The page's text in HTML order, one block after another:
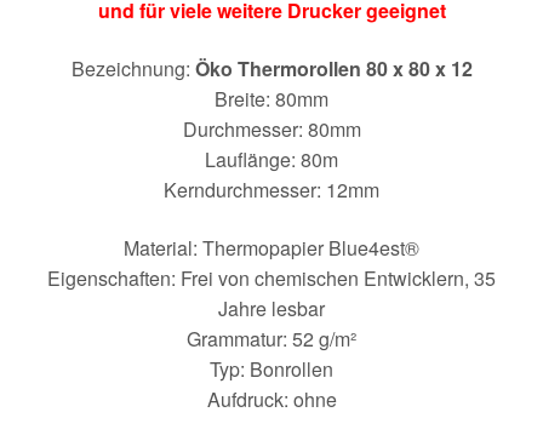
und für viele weitere Drucker geeignet
Bezeichnung: Öko Thermorollen 80 x 80 x 12
Breite: 80mm
Durchmesser: 80mm
Lauflänge: 80m
Kerndurchmesser: 12mm
Material: Thermopapier Blue4est®
Eigenschaften: Frei von chemischen Entwicklern, 35
Jahre lesbar
Grammatur: 52 g/m²
Typ: Bonrollen
Aufdruck: ohne